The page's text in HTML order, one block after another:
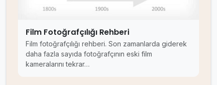
Film Fotoğrafçılığı Rehberi
Film fotoğrafçılığı rehberi. Son zamanlarda giderek
daha fazla sayıda fotoğrafçının eski film
kameralarını tekrar…